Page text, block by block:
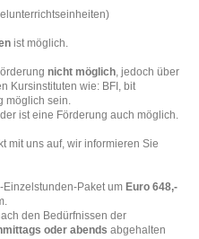
ist möglich.
nicht möglich , jedoch über
Kursinstituten wie: BFI, bit
möglich sein.
ist eine Förderung auch möglich.
mit uns auf, wir informieren Sie
Einzelstunden-Paket um Euro 648,-
den Bedürfnissen der
oder abends abgehalten